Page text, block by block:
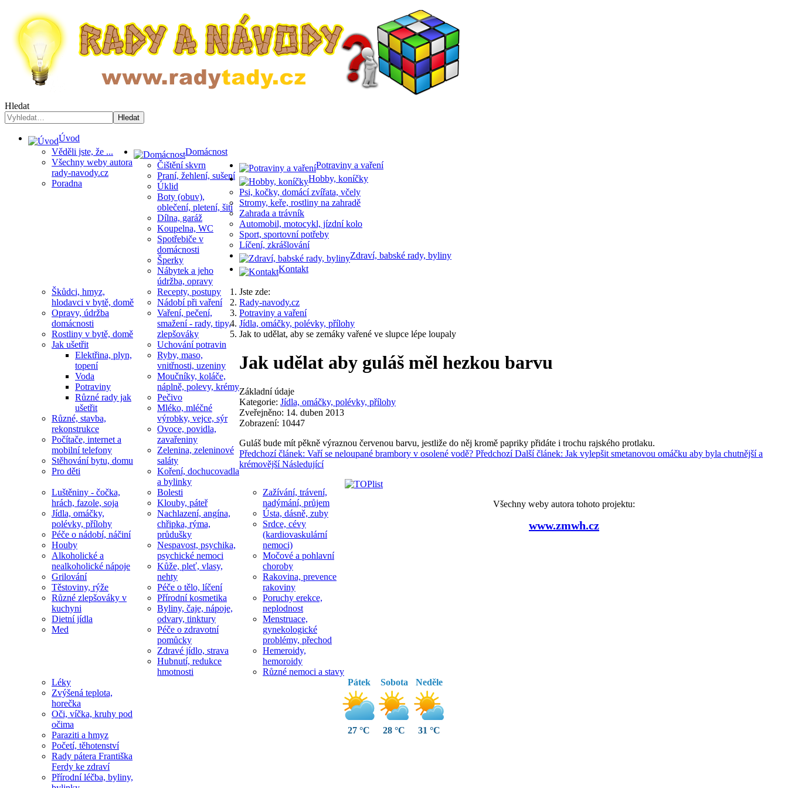
Hledat
Hledat
Úvod
Věděli jste, že ...
Všechny weby autora
rady-navody.cz
Poradna
Domácnost
Čištění skvrn
Praní, žehlení, sušení
Úklid
Boty (obuv),
oblečení, pletení, šití
Dílna, garáž
Koupelna, WC
Spotřebiče v
domácnosti
Šperky
Nábytek a jeho
údržba, opravy
Škůdci, hmyz,
hlodavci v bytě, domě
Opravy, údržba
domácnosti
Rostliny v bytě, domě
Jak ušetřit
Elektřina, plyn,
topení
Voda
Potraviny
Různé rady jak
ušetřit
Různé, stavba,
rekonstrukce
Počítače, internet a
mobilní telefony
Stěhování bytu, domu
Pro děti
Potraviny a vaření
Recepty, postupy
Nádobí při vaření
Vaření, pečení,
smažení - rady, tipy,
zlepšováky
Uchování potravin
Ryby, maso,
vnitřnosti, uzeniny
Moučníky, koláče,
náplně, polevy, krémy
Pečivo
Mléko, mléčné
výrobky, vejce, sýr
Ovoce, povidla,
zavařeniny
Zelenina, zeleninové
saláty
Koření, dochucovadla
a bylinky
Luštěniny - čočka,
hrách, fazole, soja
Jídla, omáčky,
polévky, přílohy
Péče o nádobí, náčiní
Houby
Alkoholické a
nealkoholické nápoje
Grilování
Těstoviny, rýže
Různé zlepšováky v
kuchyni
Dietní jídla
Med
Hobby, koníčky
Psi, kočky, domácí zvířata, včely
Stromy, keře, rostliny na zahradě
Zahrada a trávník
Automobil, motocykl, jízdní kolo
Sport, sportovní potřeby
Líčení, zkrášlování
Zdraví, babské rady, byliny
Bolesti
Klouby, páteř
Nachlazení, angína,
chřipka, rýma,
průdušky
Nespavost, psychika,
psychické nemoci
Kůže, pleť, vlasy,
nehty
Péče o tělo, líčení
Přírodní kosmetika
Byliny, čaje, nápoje,
odvary, tinktury
Péče o zdravotní
pomůcky
Zdravé jídlo, strava
Hubnutí, redukce
hmotnosti
Zažívání, trávení,
nadýmání, průjem
Ústa, dásně, zuby
Srdce, cévy
(kardiovaskulární
nemoci)
Močové a pohlavní
choroby
Rakovina, prevence
rakoviny
Poruchy erekce,
neplodnost
Menstruace,
gynekologické
problémy, přechod
Hemeroidy,
hemoroidy
Různé nemoci a stavy
Léky
Zvýšená teplota,
horečka
Oči, víčka, kruhy pod
očima
Paraziti a hmyz
Početí, těhotenství
Rady pátera Františka
Ferdy ke zdraví
Přírodní léčba, byliny,
Kontakt
Jste zde:
Rady-navody.cz
Potraviny a vaření
Jídla, omáčky, polévky, přílohy
Jak to udělat, aby se zemáky vařené ve slupce lépe loupaly
Jak udělat aby guláš měl hezkou barvu
Základní údaje
Kategorie: Jídla, omáčky, polévky, přílohy
Zveřejněno: 14. duben 2013
Zobrazení: 10447
Guláš bude mít pěkně výraznou červenou barvu, jestliže do něj kromě papriky přidáte i trochu rajského protlaku.
Předchozí článek: Vaří se neloupané brambory v osolené vodě? Předchozí Další článek: Jak vylepšit smetanovou omáčku aby byla chutnější a
krémovějšíNásledující
Všechny weby autora tohoto projektu:
www.zmwh.cz
Pátek
27 °C
Sobota
28 °C
Neděle
31 °C